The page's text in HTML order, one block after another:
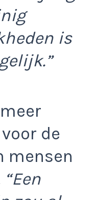
is
de
mensen
“Een